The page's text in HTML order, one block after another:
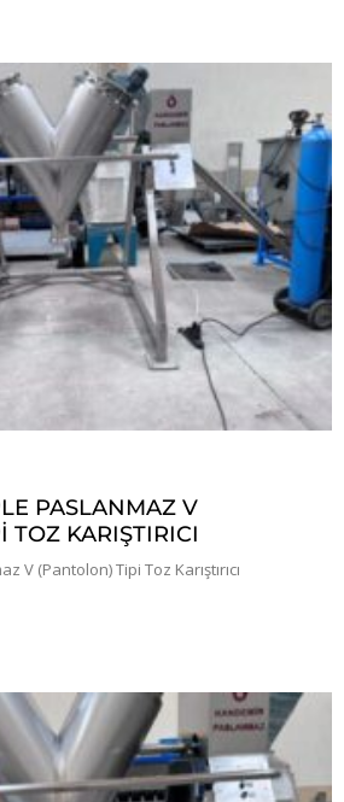
PASLANMAZ V
TOZ KARIŞTIRICI
V (Pantolon) Tipi Toz Karıştırıcı